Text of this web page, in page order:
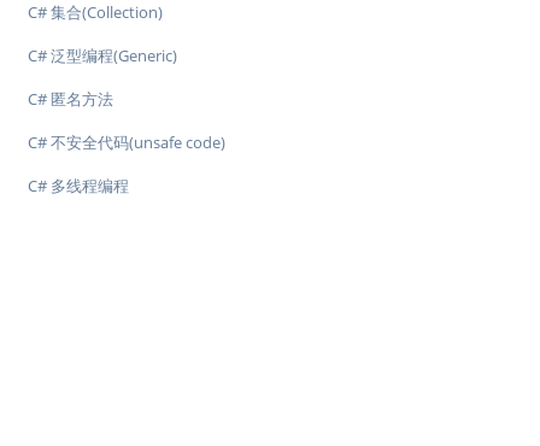
C# 集合(Collection)
C# 泛型编程(Generic)
C# 匿名方法
C# 不安全代码(unsafe code)
C# 多线程编程